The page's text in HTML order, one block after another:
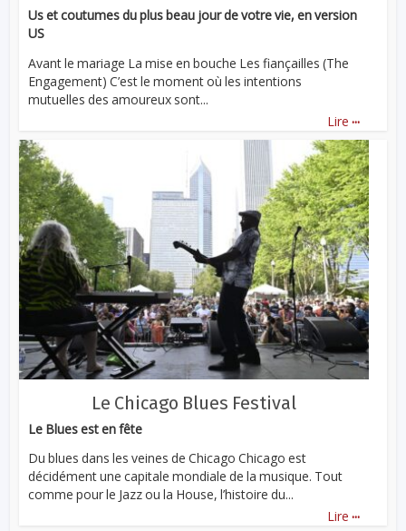
Us et coutumes du plus beau jour de votre vie, en version
US
Avant le mariage La mise en bouche Les fiançailles (The
Engagement) C’est le moment où les intentions
mutuelles des amoureux sont...
Lire ...
Le Chicago Blues Festival
Le Blues est en fête
Du blues dans les veines de Chicago Chicago est
décidément une capitale mondiale de la musique. Tout
comme pour le Jazz ou la House, l’histoire du...
Lire ...